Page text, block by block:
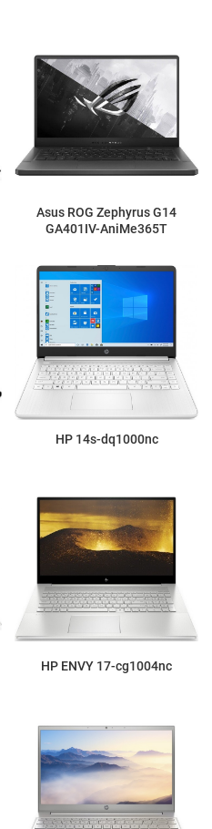
Asus ROG Zephyrus G14
GA401IV-AniMe365T
HP 14s-dq1000nc
HP ENVY 17-cg1004nc